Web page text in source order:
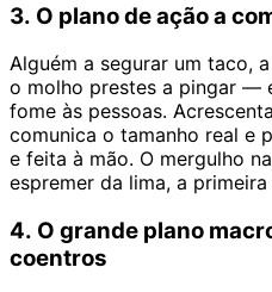
3. O plano de ação a
Alguém a segurar um taco,
o molho prestes a pingar —
fome às pessoas.
comunica o tamanho real e
e feita à mão. O mergulho
espremer da lima, a
4. O grande plano
coentros